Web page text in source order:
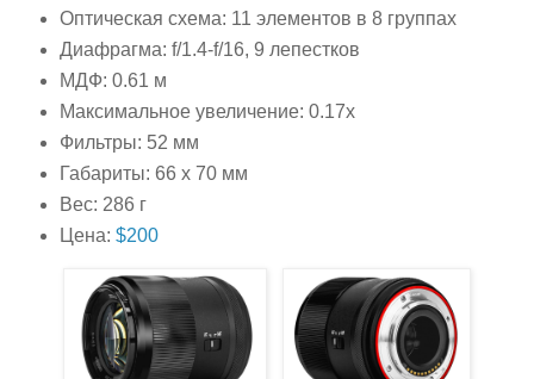
Оптическая схема: 11 элементов в 8 группах
Диафрагма: f/1.4-f/16, 9 лепестков
МДФ: 0.61 м
Максимальное увеличение: 0.17x
Фильтры: 52 мм
Габариты: 66 x 70 мм
Вес: 286 г
Цена: $200